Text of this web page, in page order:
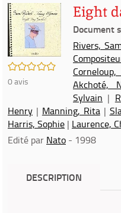
/5
0avis
Eight
Document
Rivers,
Akchoté,
Sylvain |
Henry | Manning, Rita|
Harris, Sophie | Laurence,
Edité par Nato - 1998
DESCRIPTION